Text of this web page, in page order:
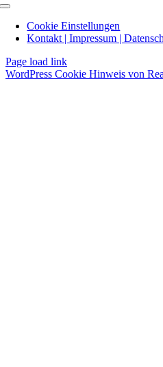
Toggle
NavigationCookie Einstellungen
Kontakt | Impressum |
Page load link
WordPress Cookie Hinweis von